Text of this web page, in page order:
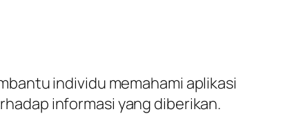
individu memahami aplikasi
informasi yang diberikan.